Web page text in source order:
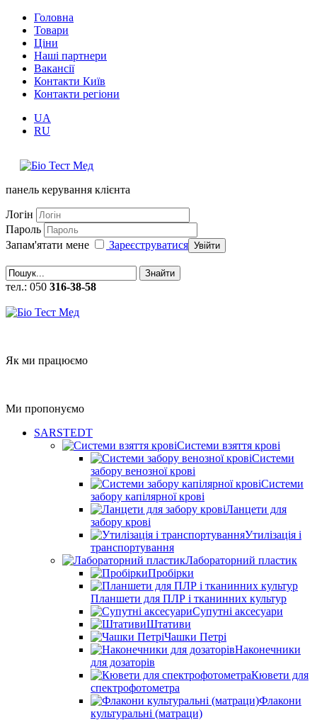
Головна
Товари
Ціни
Наші партнери
Вакансії
Контакти Київ
Контакти регіони
UA
RU
панель керування клієнта
Логін
Пароль
Запам'ятати мене
Зареєструватися Увійти
Знайти
тел.: 050 316-38-58
Як ми працюємо
Ми пропонуємо
SARSTEDT
Системи взяття крові
Системи
забору венозної крові
Системи
забору капілярної крові
Ланцети для
забору крові
Утилізація і
транспортування
Лабораторний пластик
Пробірки
Планшети для ПЛР і тканинних культур
Супутні аксесуари
Штативи
Чашки Петрі
Наконечники
для дозаторів
Кювети для
спектрофотометра
Флакони
культуральні (матраци)